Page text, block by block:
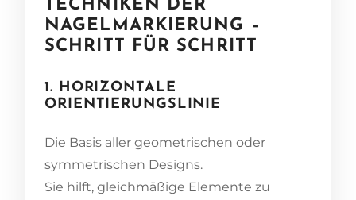
TECHNIKEN DER
NAGELMARKIERUNG –
SCHRITT FÜR SCHRITT
1. HORIZONTALE
ORIENTIERUNGSLINIE
Die Basis aller geometrischen oder
symmetrischen Designs.
Sie hilft, gleichmäßige Elemente zu